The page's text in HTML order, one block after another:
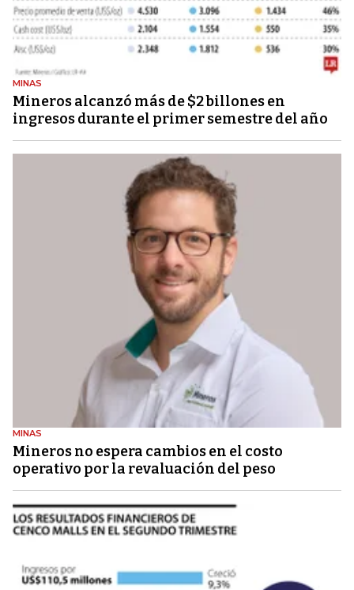
MINAS
Mineros alcanzó más de $2 billones en
ingresos durante el primer semestre del año
MINAS
Mineros no espera cambios en el costo
operativo por la revaluación del peso